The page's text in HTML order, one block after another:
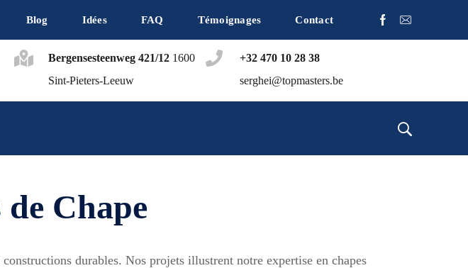
Blog Idées FAQ Témoignages Contact
Bergensesteenweg 421/121600
Sint-Pieters-Leeuw
+32 470 10 28 38
serghei@topmasters.be
Chape
durables. Nos projets illustrent notre expertise en chapes